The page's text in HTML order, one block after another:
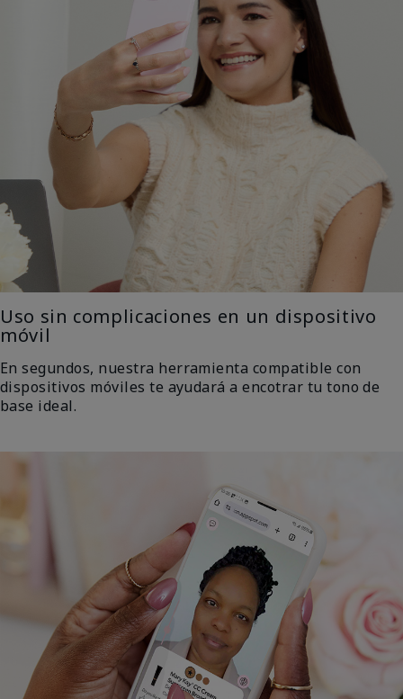
Uso sin complicaciones en un dispositivo
móvil
En segundos, nuestra herramienta compatible con
dispositivos móviles te ayudará a encotrar tu tono de
base ideal.